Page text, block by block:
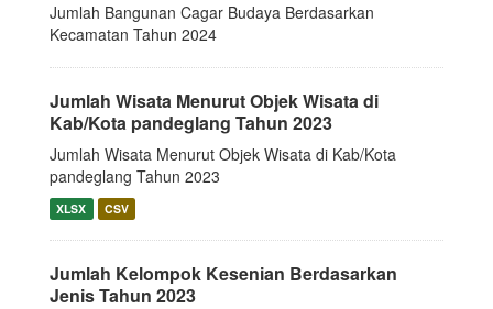
Jumlah Bangunan Cagar Budaya Berdasarkan
Kecamatan Tahun 2024
Jumlah Wisata Menurut Objek Wisata di
Kab/Kota pandeglang Tahun 2023
Jumlah Wisata Menurut Objek Wisata di Kab/Kota
pandeglang Tahun 2023
XLSX CSV
Jumlah Kelompok Kesenian Berdasarkan
Jenis Tahun 2023